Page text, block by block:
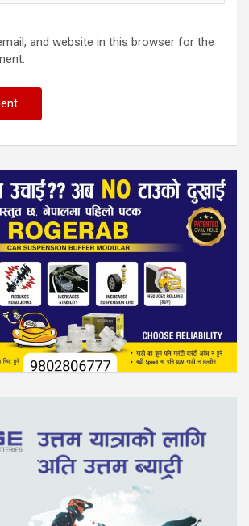
and website in this browser for the